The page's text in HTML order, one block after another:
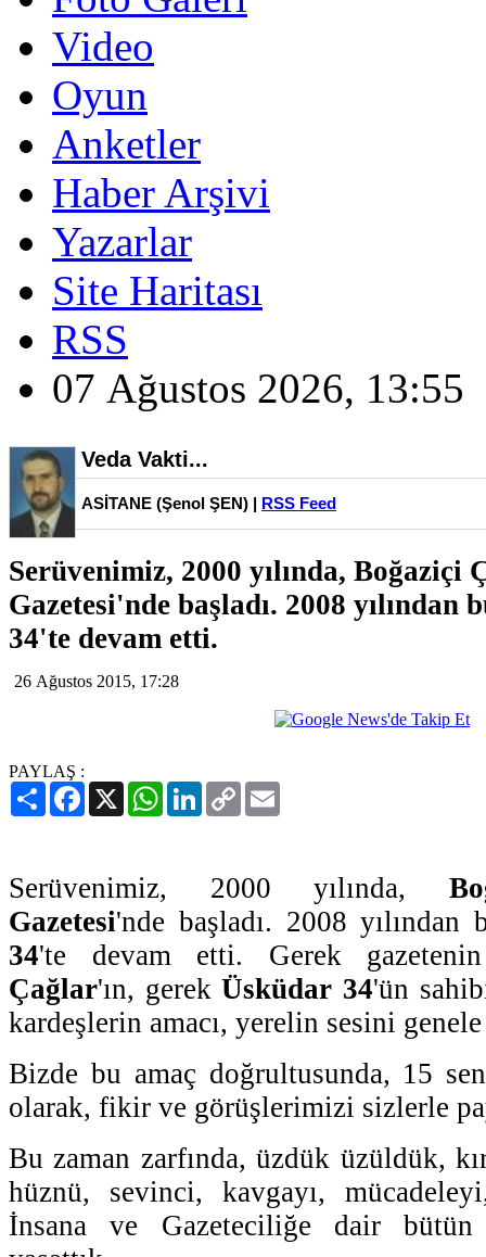
Video
Oyun
Anketler
Haber Arşivi
Yazarlar
Site Haritası
RSS
07 Ağustos 2026, 13:55
Veda Vakti...
ASİTANE (Şenol ŞEN) | RSS Feed
Serüvenimiz, 2000 yılında, Boğaziçi
Gazetesi'nde başladı. 2008 yılından
34'te devam etti.
26 Ağustos 2015, 17:28
PAYLAŞ :
PaylaşFacebook
X WhatsAppLinkedIn
Copy
Link
Serüvenimiz, 2000 yılında,
Gazetesi'nde başladı. 2008
34'te devam etti. Gerek
Çağlar'ın, gerekÜsküdar 34'ün
kardeşlerin amacı, yerelin sesini
Bizde bu amaç doğrultusunda, 15
olarak, fikir ve görüşlerimizi sizlerle
Bu zaman zarfında, üzdük üzüldük,
hüznü, sevinci, kavgayı,
İnsana ve Gazeteciliğe dair bütün